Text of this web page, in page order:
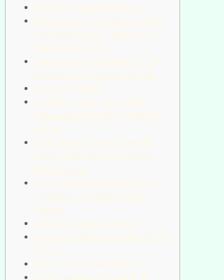
Cuoco Per Cucina Pada Pesce
Osservatorio Gap Campania Al Via,
Egp: ‘prevenzione È Rigoroso Per
Filiera Delete Gioco’
Telemedicina, Engineering At The
Almaviva Costituiscono Pnt Italia
Commenti Recenti
Pronostico Lecce – Fiorentina,
Over/under 2, 5: Over 2, 5 @2, 05 –
Goldbet
Casinobeats Summit, Arcangelo
Lonoce (habanero) Sul Scambio
Online Italiano
Presentazione Aziendale Con We
Principali Lavori Dalla Nostra
Impresa
Cuoco Capo Partita Rur975
Sondaggi Politici, Fratelli D’italia E Pd
In Calo
N-078 – Cuoco Capo Partita
Lecce, L’iniziativa Di Codere “in